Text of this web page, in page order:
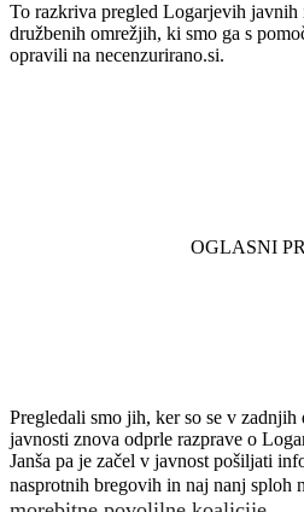
To razkriva pregled Logarjevih javnih
družbenih omrežjih, ki smo ga s
opravili na necenzurirano.si.
Pregledali smo jih, ker so se v
javnosti znova odprle razprave o
Janša pa je začel v javnost pošiljati
nasprotnih bregovih in naj nanj sploh